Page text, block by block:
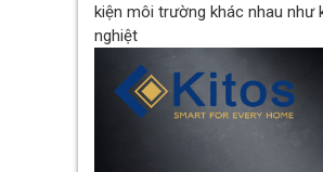
kiện môi trường khác nhau
nghiệt